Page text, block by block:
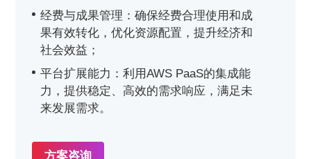
经费与成果管理：确保经费合理使用和成
果有效转化，优化资源配置，提升经济和
社会效益；
平台扩展能力：利用AWS PaaS的集成能
力，提供稳定、高效的需求响应，满足未
来发展需求。
方案咨询